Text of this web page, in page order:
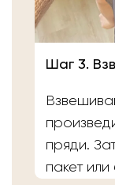
Шаг 3.
пряди.
пакет